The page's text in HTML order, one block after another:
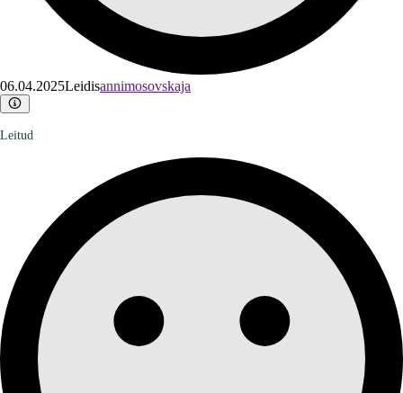
06.04.2025Leidisannimosovskaja
Leitud